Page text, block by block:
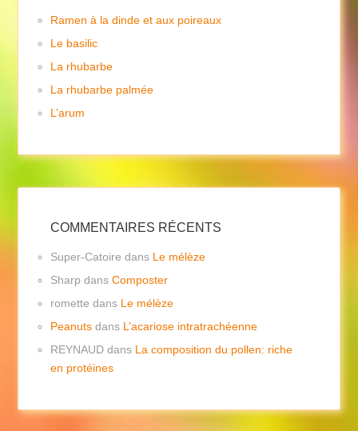
Ramen à la dinde et aux poireaux
Le basilic
La rhubarbe
La rhubarbe palmée
L’arum
COMMENTAIRES RÉCENTS
Super-Catoire dans Le mélèze
Sharp dansComposter
romette dans Le mélèze
Peanuts dans L’acariose intratrachéenne
REYNAUD dans La composition du pollen: riche
en protéines